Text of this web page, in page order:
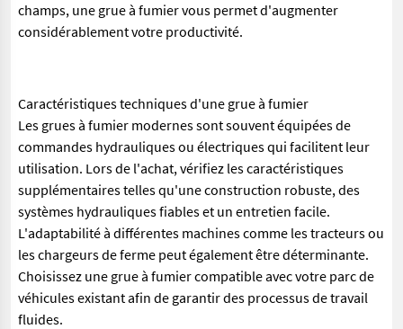
champs, une grue à fumier vous permet d'augmenter
considérablement votre productivité.
Caractéristiques techniques d'une grue à fumier
Les grues à fumier modernes sont souvent équipées de
commandes hydrauliques ou électriques qui facilitent leur
utilisation. Lors de l'achat, vérifiez les caractéristiques
supplémentaires telles qu'une construction robuste, des
systèmes hydrauliques fiables et un entretien facile.
L'adaptabilité à différentes machines comme les tracteurs ou
les chargeurs de ferme peut également être déterminante.
Choisissez une grue à fumier compatible avec votre parc de
véhicules existant afin de garantir des processus de travail
fluides.